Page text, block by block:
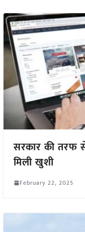
सरकार की तरफ से
मिली खुशी
February 22, 2025